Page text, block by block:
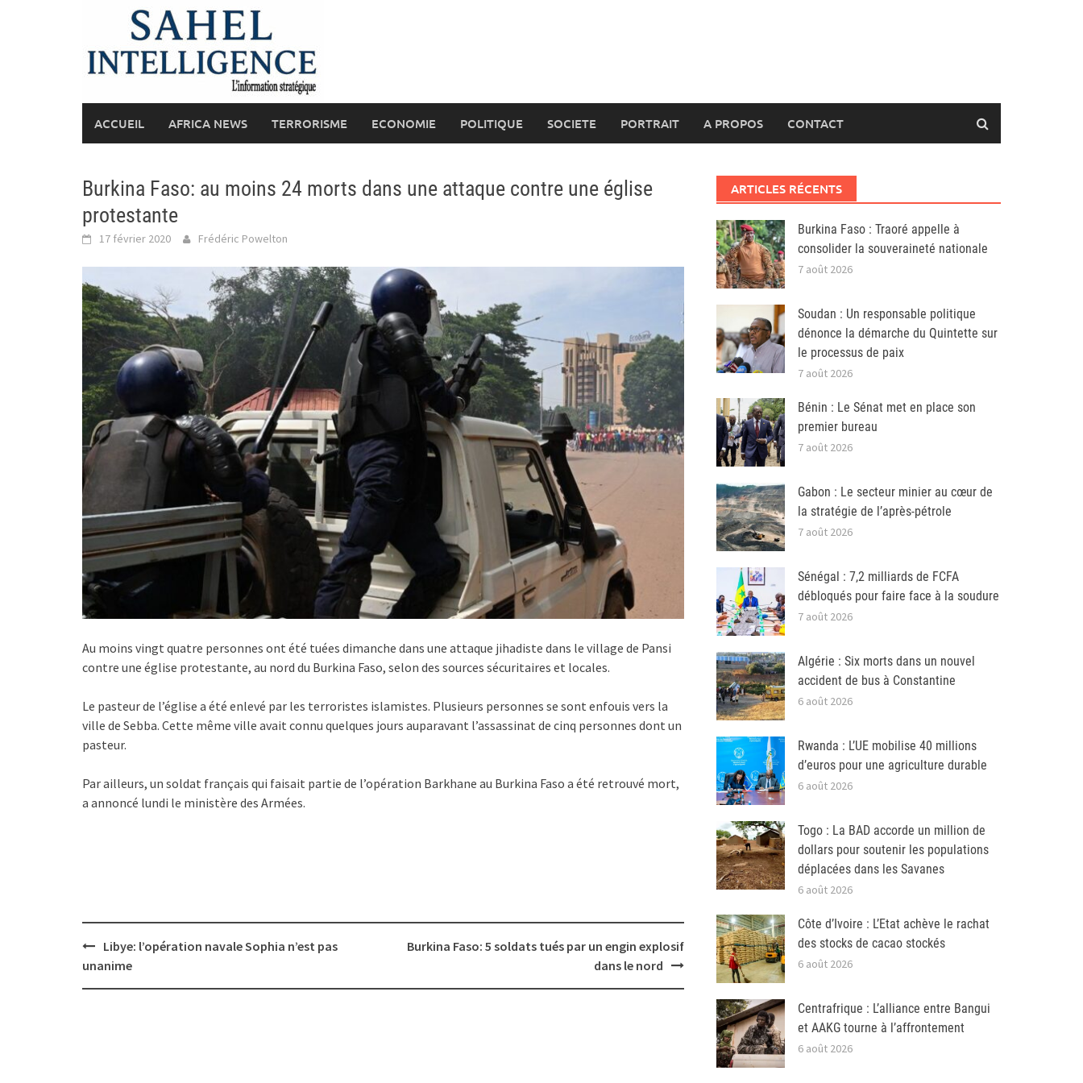
ACCUEIL AFRICA NEWS TERRORISME ECONOMIE POLITIQUE SOCIETE PORTRAIT A PROPOS CONTACT
Burkina Faso: au moins 24 morts dans une attaque contre une église
protestante
17 février 2020 Frédéric Powelton
Au moins vingt quatre personnes ont été tuées dimanche dans une attaque jihadiste dans le village de Pansi
contre une église protestante, au nord du Burkina Faso, selon des sources sécuritaires et locales.
Le pasteur de l’église a été enlevé par les terroristes islamistes. Plusieurs personnes se sont enfouis vers la
ville de Sebba. Cette même ville avait connu quelques jours auparavant l’assassinat de cinq personnes dont un
pasteur.
Par ailleurs, un soldat français qui faisait partie de l’opération Barkhane au Burkina Faso a été retrouvé mort,
a annoncé lundi le ministère des Armées.
Post
navigation
Libye: l’opération navale Sophia n’est pas
unanime
Burkina Faso: 5 soldats tués par un engin explosif
dans le nord
ARTICLES RÉCENTS
Burkina Faso : Traoré appelle à
consolider la souveraineté nationale
7 août 2026
Soudan : Un responsable politique
dénonce la démarche du Quintette sur
le processus de paix
7 août 2026
Bénin : Le Sénat met en place son
premier bureau
7 août 2026
Gabon : Le secteur minier au cœur de
la stratégie de l’après-pétrole
7 août 2026
Sénégal : 7,2 milliards de FCFA
débloqués pour faire face à la soudure
7 août 2026
Algérie : Six morts dans un nouvel
accident de bus à Constantine
6 août 2026
Rwanda : L’UE mobilise 40 millions
d’euros pour une agriculture durable
6 août 2026
Togo : La BAD accorde un million de
dollars pour soutenir les populations
déplacées dans les Savanes
6 août 2026
Côte d’Ivoire : L’Etat achève le rachat
des stocks de cacao stockés
6 août 2026
Centrafrique : L’alliance entre Bangui
et AAKG tourne à l’affrontement
6 août 2026